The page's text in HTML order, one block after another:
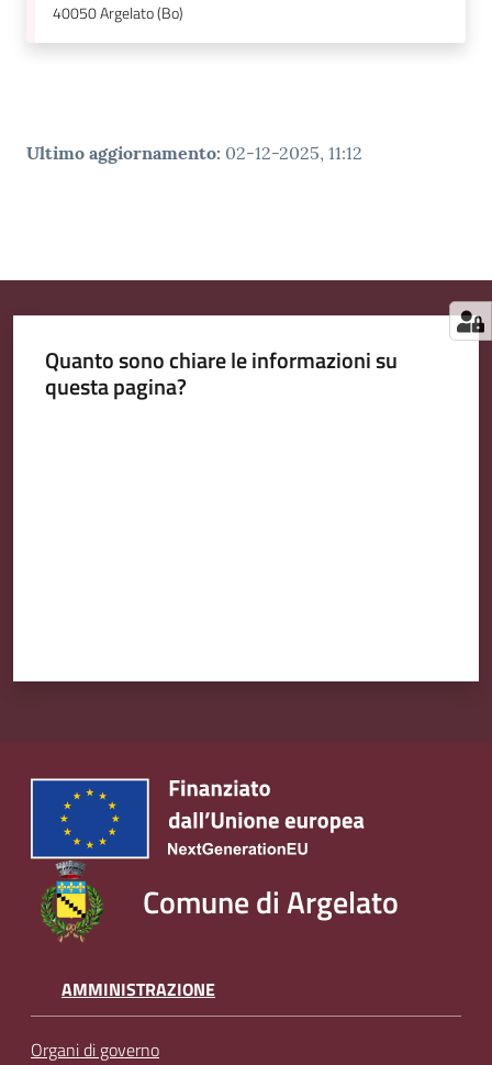
40050Argelato (Bo)
Ultimo aggiornamento: 02-12-2025, 11:12
Quanto sono chiare le informazioni su
questa pagina?
Comune di Argelato
AMMINISTRAZIONE
Organi di governo